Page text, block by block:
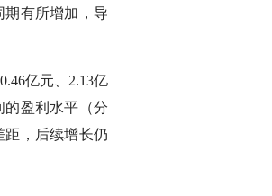
期有所增加，导
亿元、2.13亿
的盈利水平（分
距，后续增长仍